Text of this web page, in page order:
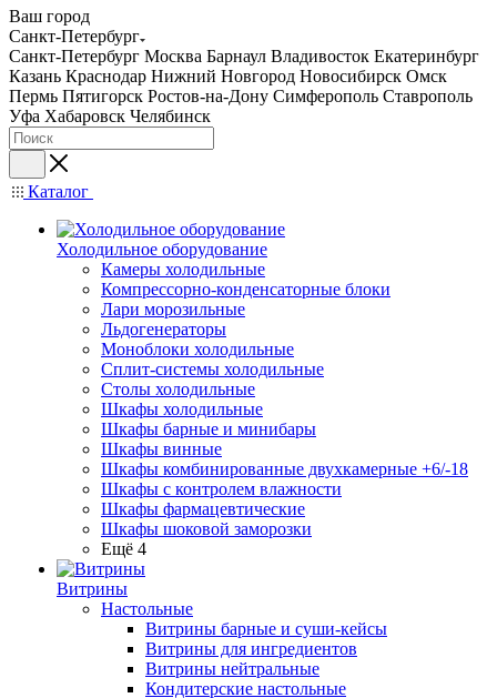
Ваш город
Санкт-Петербург
Санкт-Петербург Москва Барнаул Владивосток Екатеринбург
Казань Краснодар Нижний Новгород Новосибирск Омск
Пермь Пятигорск Ростов-на-Дону Симферополь Ставрополь
Уфа Хабаровск Челябинск
Каталог
Холодильное оборудование
Камеры холодильные
Компрессорно-конденсаторные блоки
Лари морозильные
Льдогенераторы
Моноблоки холодильные
Сплит-системы холодильные
Столы холодильные
Шкафы холодильные
Шкафы барные и минибары
Шкафы винные
Шкафы комбинированные двухкамерные +6/-18
Шкафы с контролем влажности
Шкафы фармацевтические
Шкафы шоковой заморозки
Ещё 4
Витрины
Настольные
Витрины барные и суши-кейсы
Витрины для ингредиентов
Витрины нейтральные
Кондитерские настольные